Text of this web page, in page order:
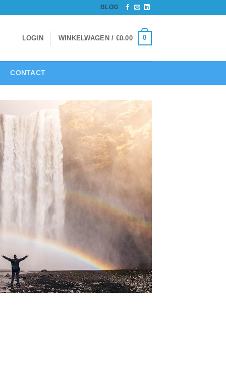
BLOG
LOGIN WINKELWAGEN / €0.00 0
CONTACT